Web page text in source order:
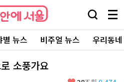
검
창
열
기
메
뉴
전
체
보
별 뉴스 비주얼 뉴스 우리동
소풍가요